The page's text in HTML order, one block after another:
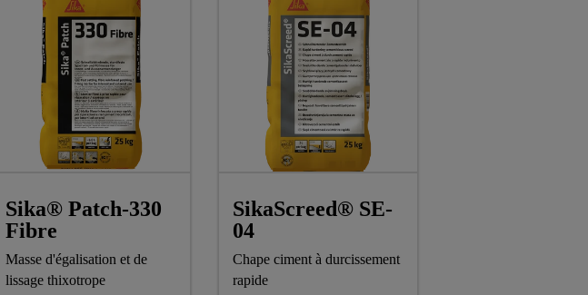
Sika® Patch-330
Fibre
Masse d'égalisation et de
lissage thixotrope
SikaScreed® SE-
04
Chape ciment à durcissement
rapide